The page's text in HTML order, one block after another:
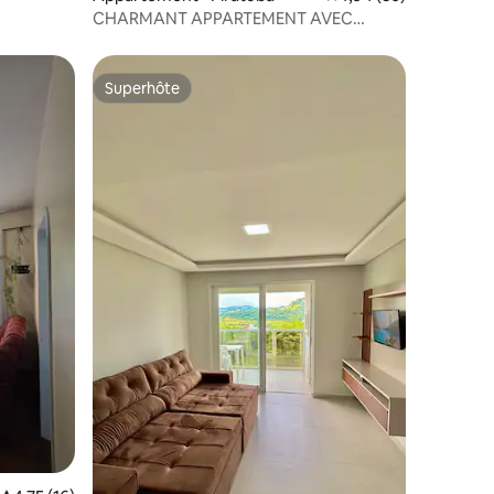
CHARMANT APPARTEMENT AVEC
Superhôte
Superhôte